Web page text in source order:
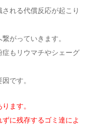
れる代償反応が起こり
がっていきます。
もリウマチやシェーグ
です。
ます。
に残存するゴミ達によ